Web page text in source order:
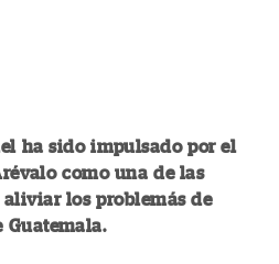
ha sido impulsado por el
como una de las
los problemás de
Guatemala.